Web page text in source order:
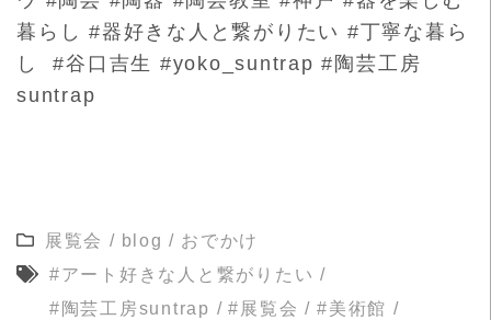
暮らし #器好きな人と繋がりたい #丁寧な暮ら
し #谷口吉生 #yoko_suntrap #陶芸工房
suntrap
展覧会 / blog / おでかけ
#アート好きな人と繋がりたい /
#陶芸工房suntrap / #展覧会 / #美術館 /